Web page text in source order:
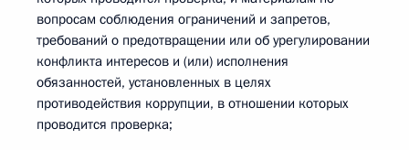
вопросам соблюдения ограничений и запретов,
требований о предотвращении или об урегулировании
конфликта интересов и (или) исполнения
обязанностей, установленных в целях
противодействия коррупции, в отношении которых
проводится проверка;